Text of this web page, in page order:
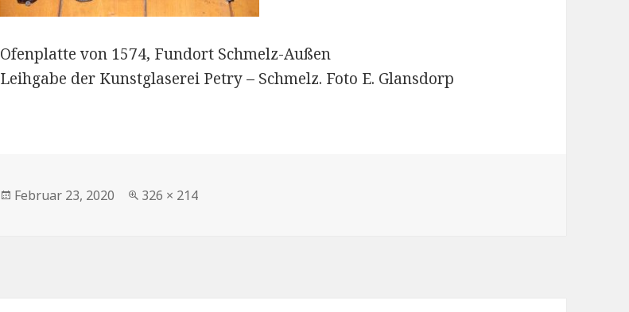
Ofenplatte von 1574, Fundort Schmelz-Außen
Leihgabe der Kunstglaserei Petry – Schmelz. Foto E. Glansdorp
Veröffentlicht
Februar 23, 2020
Volle
326 × 214